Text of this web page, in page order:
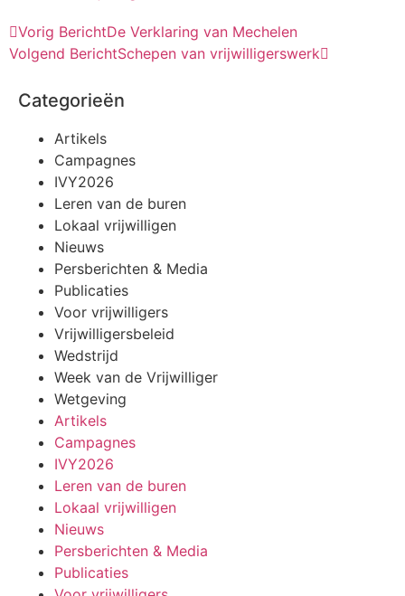
Vorig BerichtDe Verklaring van Mechelen
Volgend BerichtSchepen van vrijwilligerswerk
Categorieën
Artikels
Campagnes
IVY2026
Leren van de buren
Lokaal vrijwilligen
Nieuws
Persberichten & Media
Publicaties
Voor vrijwilligers
Vrijwilligersbeleid
Wedstrijd
Week van de Vrijwilliger
Wetgeving
Artikels
Campagnes
IVY2026
Leren van de buren
Lokaal vrijwilligen
Nieuws
Persberichten & Media
Publicaties